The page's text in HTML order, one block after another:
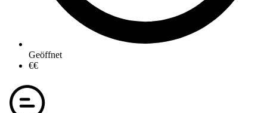
Geöffnet
€€